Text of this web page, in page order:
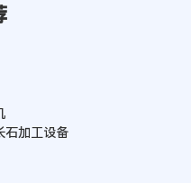
石加工设备